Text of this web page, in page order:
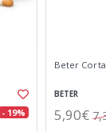
- 19%
Beter
BETER
5,90€